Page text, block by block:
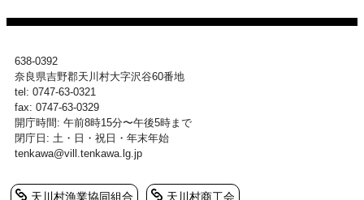
638-0392
奈良県吉野郡天川村大字沢谷60番地
tel: 0747-63-0321
fax: 0747-63-0329
開庁時間: 午前8時15分〜午後5時まで
閉庁日: 土・日・祝日・年末年始
tenkawa@vill.tenkawa.lg.jp
天川村漁業協同組合 天川村商工会